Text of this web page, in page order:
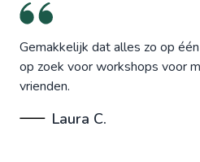
Gemakkelijk dat alles zo op
op zoek voor workshops voor
vrienden.
Laura C.